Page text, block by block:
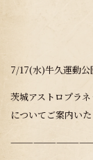
7/17(水)牛久運動公
茨城アストロプラ
についてご案内い